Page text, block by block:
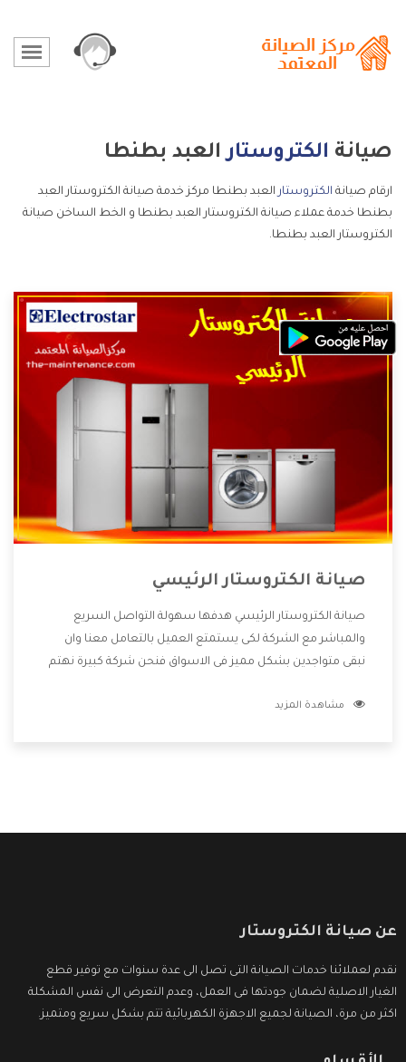
صيانة الكتروستارالعبد بطنطا
ارقام صيانة الكتروستار العبد بطنطا مركز خدمة صيانة الكتروستار العبد
بطنطا خدمة عملاء صيانة الكتروستار العبد بطنطا و الخط الساخن صيانة
الكتروستار العبد بطنطا.
صيانة الكتروستار الرئيسي
صيانة الكتروستار الرئيسي هدفها سهولة التواصل السريع
والمباشر مع الشركة لكى يستمتع العميل بالتعامل معنا وان
نبقى متواجدين بشكل مميز فى الاسواق فنحن شركة كبيرة نهتم
الشركة بها والتى تكون منها خدمة الصيانة التى تكون من أهم
مشاهدة المزيد
عن صيانة الكتروستار
نقدم لعملائنا خدمات الصيانة التى تصل الى عدة سنوات مع توفير قطع
الغيار الاصلية لضمان جودتها فى العمل، وعدم التعرض الى نفس المشكلة
اكثر من مرة، الصيانة لجميع الاجهزة الكهربائية تتم بشكل سريع ومتميز.